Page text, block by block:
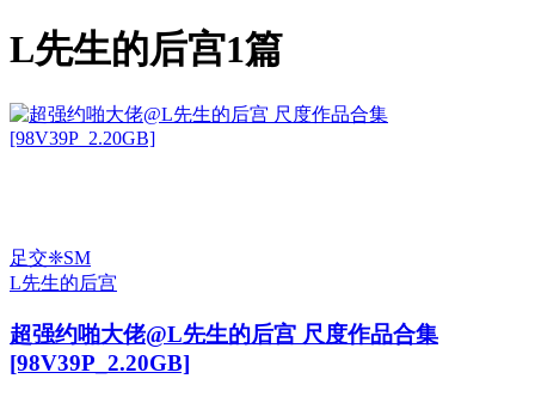
L先生的后宫1篇
足交❈SM
L先生的后宫
超强约啪大佬@L先生的后宫 尺度作品合集
[98V39P_2.20GB]